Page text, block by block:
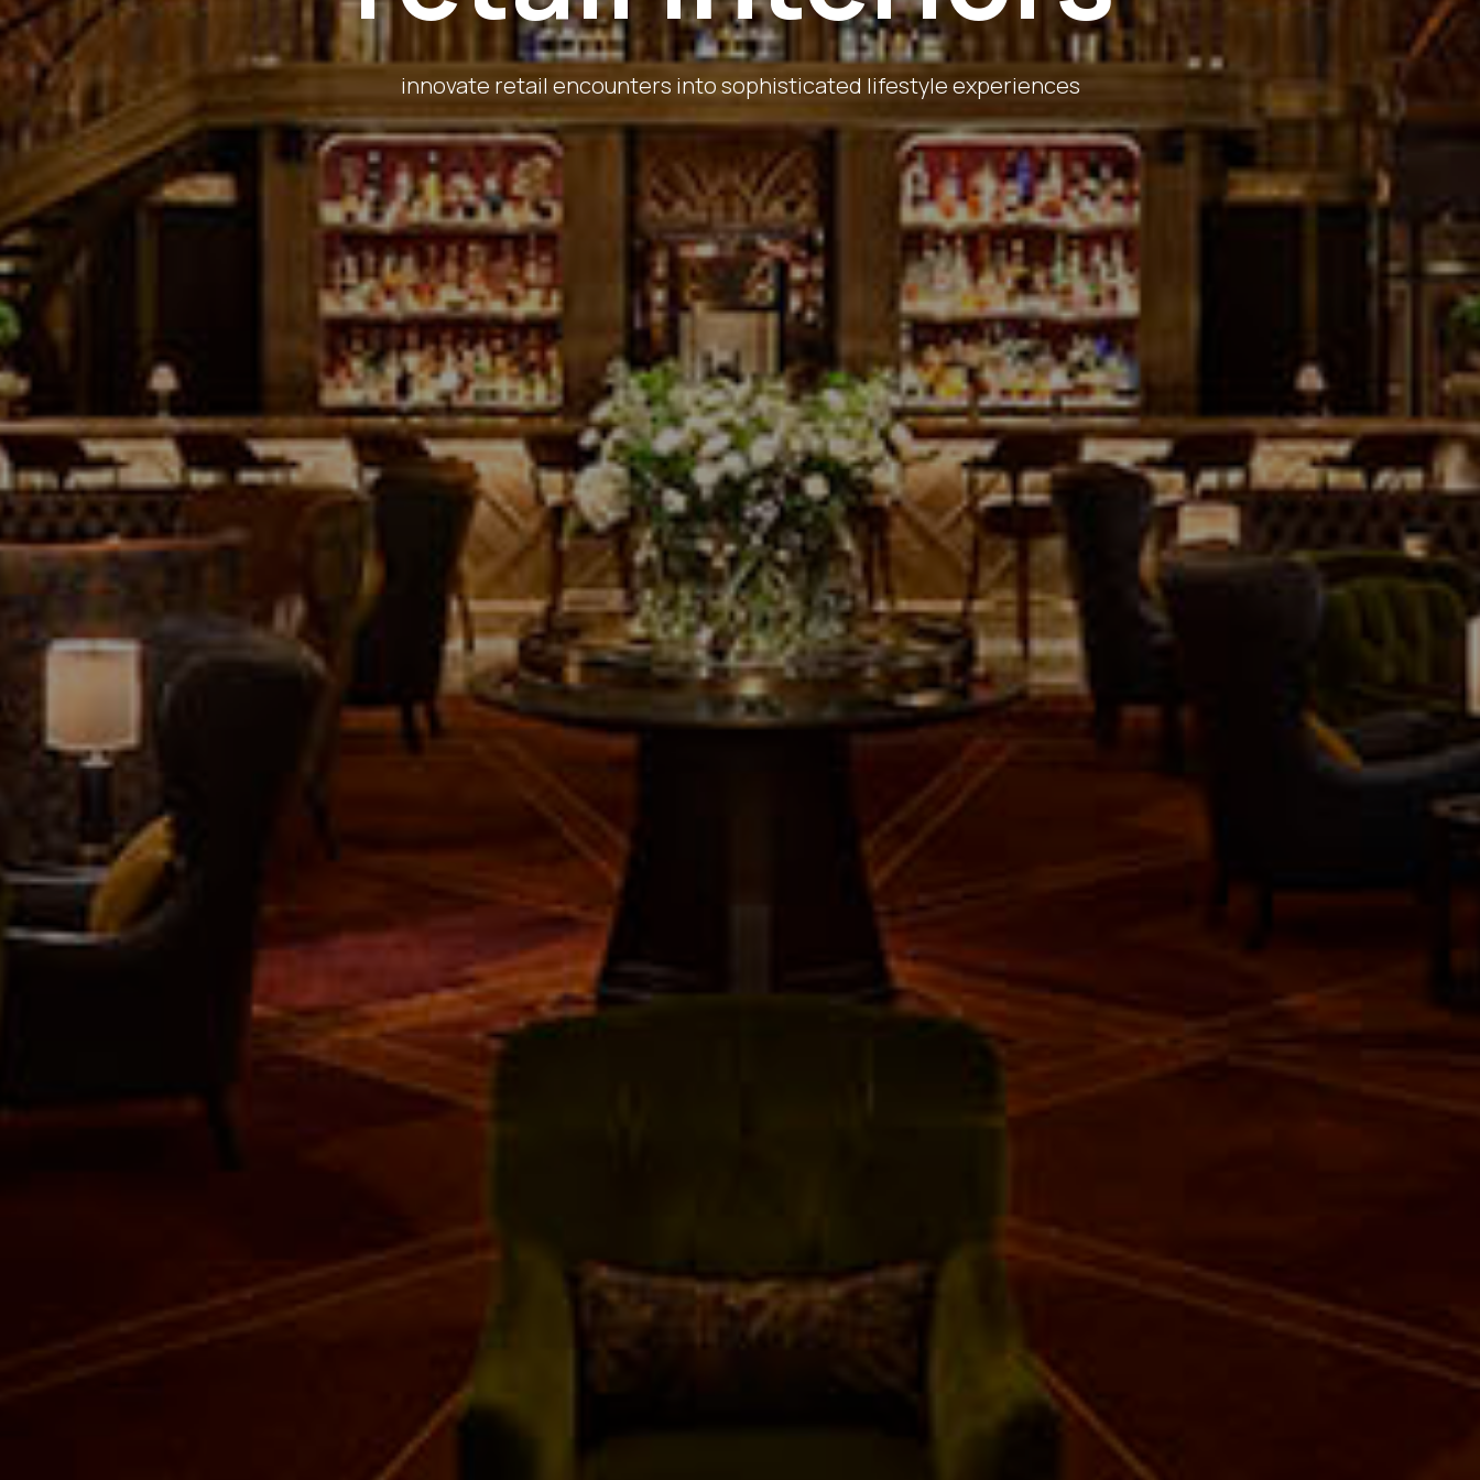
innovate retail encounters into sophisticated lifestyle experiences